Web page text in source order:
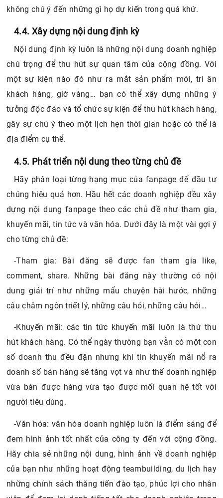
không chú ý đến những gì họ dự kiến trong quá khứ.
4.4. Xây dựng nội dung định kỳ
Nội dung định kỳ luôn là những nội dung doanh nghiệp
chú trọng để thu hút sự quan tâm của cộng đồng. Với
một sự kiện nào đó như ra mắt sản phẩm mới, tri ân
khách hàng, giờ vàng… bạn có thể xây dựng những ý
tưởng độc đáo và tổ chức sự kiện để thu hút khách hàng,
gây sự chú ý theo một lịch hẹn thời gian hoặc có thể là
địa điểm cụ thể.
4.5. Phát triển nội dung theo từng chủ đề
Hãy phân loại từng hạng mục của fanpage để đầu tư
chúng hiệu quả hơn. Hầu hết các doanh nghiệp đều xây
dựng nội dung fanpage theo các chủ đề như tham gia,
khuyến mãi, tin tức và văn hóa. Dưới đây là một vài gợi ý
cho từng chủ đề:
-Tham gia: Bài đăng sẽ được fan tham gia like,
comment, share. Những bài đăng này thường có nội
dung giải trí như những mẩu chuyện hài hước, những
câu châm ngôn triết lý, những câu hỏi, những câu hỏi…
-Khuyến mãi: các tin tức khuyến mãi luôn là thứ thu
hút khách hàng. Có thể ngày thường bạn vẫn có một con
số doanh thu đều đặn nhưng khi tin khuyến mãi nổ ra
doanh số bán hàng sẽ tăng vọt và như thế doanh nghiệp
vừa bán được hàng vừa tạo được mối quan hệ tốt với
người tiêu dùng.
-Văn hóa: văn hóa doanh nghiệp luôn là điểm sáng để
đem hình ảnh tốt nhất của công ty đến với cộng đồng.
Hãy chia sẻ những nội dung, hình ảnh về doanh nghiệp
của bạn như những hoạt động teambuilding, du lịch hay
những chính sách thăng tiến đào tạo, phúc lợi cho nhân